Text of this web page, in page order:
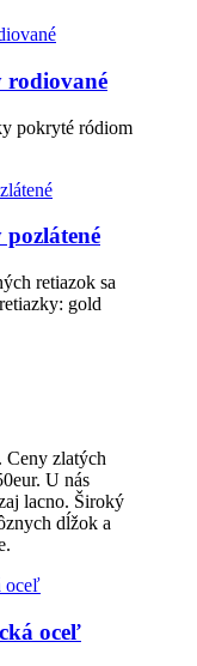
rodiované
pokryté ródiom
retiazok sa
gold
Ceny zlatých
U nás
lacno. Široký
dĺžok a
oceľ